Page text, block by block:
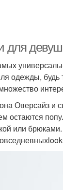
одежды,
Оверсайз и
остаются
или